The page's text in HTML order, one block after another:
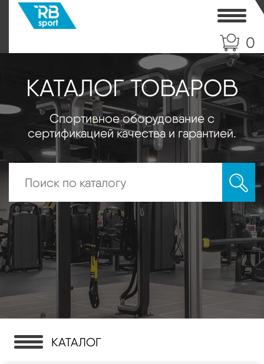
0
КАТАЛОГ ТОВАРОВ
Спортивное оборудование с
сертификацией качества и гарантией.
КАТАЛОГ